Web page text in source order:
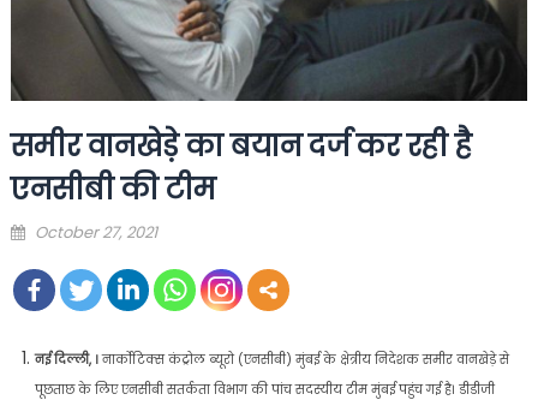
समीर वानखेड़े का बयान दर्ज कर रही है
एनसीबी की टीम
Posted
October 27, 2021
नई दिल्ली, ।नार्कोटिक्स कंट्रोल ब्यूरो (एनसीबी) मुंबई के क्षेत्रीय निदेशक समीर वानखेड़े से
पूछताछ के लिए एनसीबी सतर्कता विभाग की पांच सदस्यीय टीम मुंबई पहुंच गई है। डीडीजी